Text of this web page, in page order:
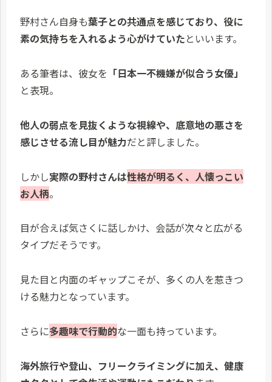
野村さん自身も葉子との共通点を感じており、役に
素の気持ちを入れるよう心がけていたといいます。
ある筆者は、彼女を 「日本一不機嫌が似合う女優」
と表現。
他人の弱点を見抜くような視線や、底意地の悪さを
感じさせる流し目が魅力だと評しました。
しかし実際の野村さんは性格が明るく、人懐っこい
お人柄。
目が合えば気さくに話しかけ、会話が次々と広がる
タイプだそうです。
見た目と内面のギャップこそが、多くの人を惹きつ
ける魅力となっています。
さらに多趣味で行動的な一面も持っています。
海外旅行や登山、フリークライミングに加え、健康